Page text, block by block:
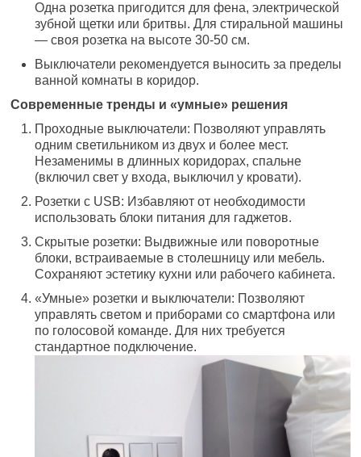
Одна розетка пригодится для фена, электрической
зубной щетки или бритвы. Для стиральной машины
— своя розетка на высоте 30-50 см.
Выключатели рекомендуется выносить за пределы
ванной комнаты в коридор.
Современные тренды и «умные» решения
Проходные выключатели: Позволяют управлять
одним светильником из двух и более мест.
Незаменимы в длинных коридорах, спальне
(включил свет у входа, выключил у кровати).
Розетки с USB: Избавляют от необходимости
использовать блоки питания для гаджетов.
Скрытые розетки: Выдвижные или поворотные
блоки, встраиваемые в столешницу или мебель.
Сохраняют эстетику кухни или рабочего кабинета.
«Умные» розетки и выключатели: Позволяют
управлять светом и приборами со смартфона или
по голосовой команде. Для них требуется
стандартное подключение.